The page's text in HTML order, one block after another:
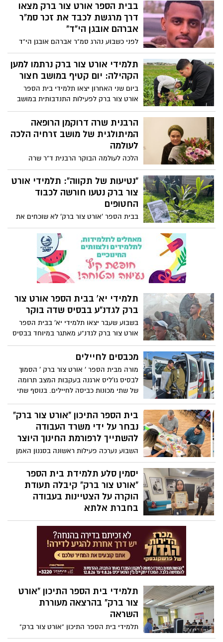
בבית הספר אורט צור ברק מצאו
דרך מרגשת לכבד את זכר סמ"ר
אברהם אובגן הי"ד"
לפני כשבוע נהרג סמ"ר אברהם אובגן הי"ד
בקרב במהלך פעילות מבצעית ברצועת עזה.
בבית הספר אורט צור ברק, שם למד אברהם,
עשו מחווה מרגש לזכרו, בהשתתפות משפחתו
תלמידי אורט צור ברק נרתמו למען
הקהילה: יום קטיף במושב חצור
ביום שני האחרון יצאו תלמידי בית הספר
אורט צור ברק לפעילות התנדבותית במושב
חצור, שם סייעו בקטיף לפת וצנוניות.
הרבנית שרה דרוקמן הרופאה
המיתולגית של מושב זרחיה הלכה
לעולמה
הלכה לעולמה הבוקר הרבנית ד"ר שרה
דרוקמן, בגיל 90 הרבנית הייתה נשואה לרב
חיים דרוקמן, שהיה חבר ההנהלה הארצית
של תנועת "בני עקיבא" והיתה רופאה של
מושב זרחיה במועצה האזורית שפיר הרבנית
והתגוררה במרכז שפירא יחד עם בעלה הרב
חיים דרוקמן עד שהלך לעולמו לפני כשנה
בגיל 90, כתוצאה מסיבוכים של מחלת
הקורונה. לזוג עשרה ילדים וקרוב למאתיים
נינים ונכדים, שתיים מבנותיה הן מאומצות.
חתנם הוא הרב שמעון לפיד שהחליף את הרב
"נטיעות של תקווה": תלמידי אורט
צור ברק נטעו חורשה לכבוד
החטופים
בבית הספר 'אורט צור ברק' לא שוכחים את
החטופים וביום חמישי- טו' בשבט הקימו
לכבודם חורשת עצים חדשה בבית הספר
תלמידי יא' בבית הספר אורט צור
ברק לגדנ"ע בבסיס שדה בוקר
בשבוע שעבר יצאו תלמידי יא' בבית הספר
אורט צור ברק לגדנ"ע מאתגר במיוחד בבסיס
שדה בוקר, שני תלמידים קיבלו תעודות
הצטיינות על תפקודם בגדנ"ע. "ראינו איך
שלנו לשרת ולתרום רק עלתה" סיפר אחד
מכבסים לחיילים
מורה מבית הספר ' אורט צור ברק ' הסמוך
לבסיס גו'ליס ארגנה בעקבות המצב תרומה
של שתי מכונות כביסה לחיילים. בנוסף שתי
בכביסות לחיילי המילואים .
בית הספר התיכון "אורט צור ברק"
נבחר על ידי משרד העבודה
להשתייך לרפורמת החינוך היוצר
השבוע נערכה פעילות ראשונה בסגנון האמן
חנוך פיבן ,בה יצרו ויצאו מחוץ לקופסה. "בית
הספר הוא איכותי מקצועי ומוביל וככזה הוא
זכה להצטרף לתוכנית המובילה- החינוך
היוצר", אמרה מנהלת בית הספר סיגל כהן.
יסמין סלע תלמידת בית הספר
"אורט צור ברק" קיבלה תעודת
הוקרה על הצטיינות בעבודה
בחברת אלתא
בבית הספר "אורט צור ברק", עובדים
התלמידים יומיים בשבוע, במפעלים וחברות
איכותיות באזור הדרום. השבוע קיבלה יסמין
סלע תלמידת בית הספר תעודת הוקרה על
הצטיינות בעבודה בחברת אלתא, גם רכזת
התעסוקה דפנה אוחנה זכתה להוקרה.
תלמידי בית הספר התיכון "אורט
צור ברק" בהרצאה מעוררת
השראה
תלמידי בית הספר התיכון "אורט צור ברק"
שמעו השבוע את סיפורו של איש היח"צ רועי